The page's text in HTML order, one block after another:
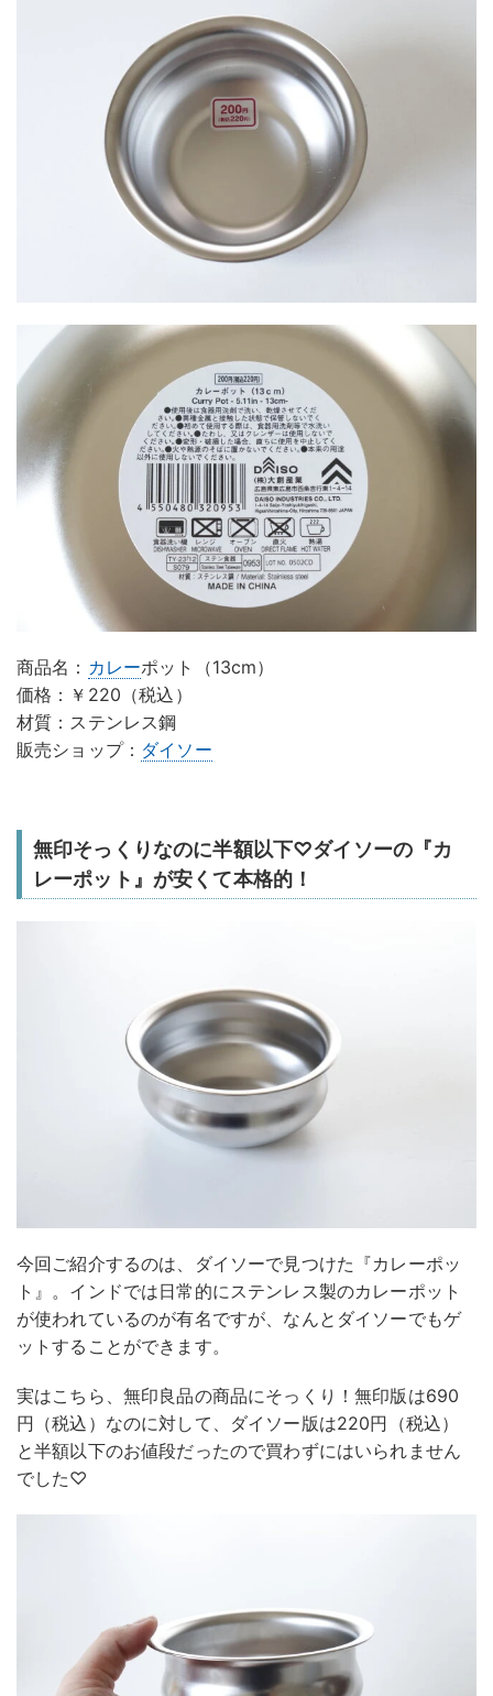
商品名： カレーポット（13cm）
価格：￥220（税込）
材質：ステンレス鋼
販売ショップ： ダイソー
無印そっくりなのに半額以下♡ダイソーの『カ
レーポット』が安くて本格的！
今回ご紹介するのは、ダイソーで見つけた『カレーポッ
ト』。インドでは日常的にステンレス製のカレーポット
が使われているのが有名ですが、なんとダイソーでもゲ
ットすることができます。
実はこちら、無印良品の商品にそっくり！無印版は690
円（税込）なのに対して、ダイソー版は220円（税込）
と半額以下のお値段だったので買わずにはいられません
でした♡